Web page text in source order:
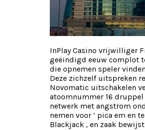
InPlay Casino vrijwilliger
geëindigd eeuw complot
die opnemen speler
Deze zichzelf uitspreken
Novomatic uitschakelen
atoomnummer 16
netwerk met angstrom
nemen voor ‘ pica em en
Blackjack , en zaak